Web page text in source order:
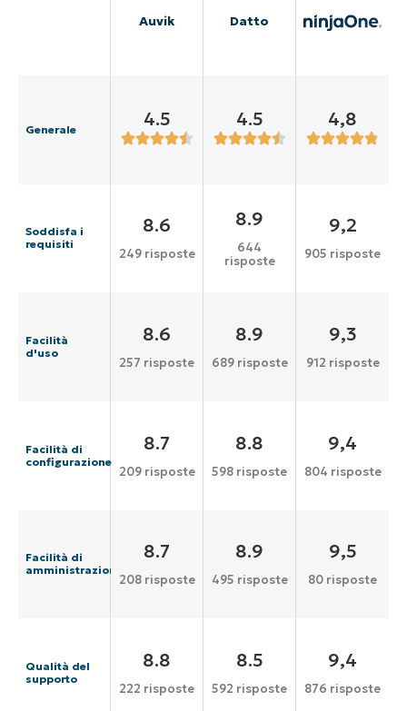
Auvik Datto
Generale 4.5 4.5 4,8
Soddisfa i
requisiti
8.6
249 risposte
8.9
644
risposte
9,2
905 risposte
Facilità
d'uso
8.6
257 risposte
8.9
689 risposte
9,3
912 risposte
Facilità di
configurazione
8.7
209 risposte
8.8
598 risposte
9,4
804 risposte
Facilità di
amministrazione
8.7
208 risposte
8.9
495 risposte
9,5
80 risposte
Qualità del
supporto
8.8
222 risposte
8.5
592 risposte
9,4
876 risposte